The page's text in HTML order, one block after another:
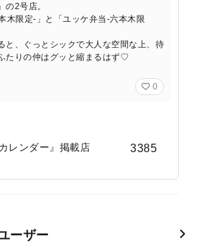
の2号店。
木限定-」と「ユッケ弁当-六本木限
と、ぐっとシックで大人な空間な上、待
たりの仲はグッと縮まるはず♡
0
レンダー』掲載店 3385
ーザー